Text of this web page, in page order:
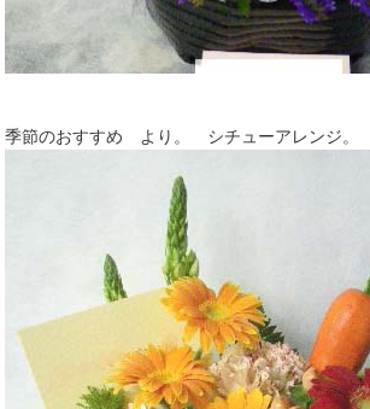
季節のおすすめ より。 シチューアレンジ。